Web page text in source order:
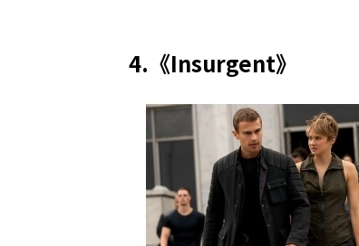
4.《Insurgent》